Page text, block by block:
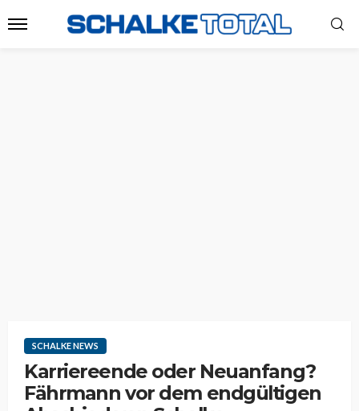
SCHALKE NEWS
Karriereende oder Neuanfang?
Fährmann vor dem endgültigen